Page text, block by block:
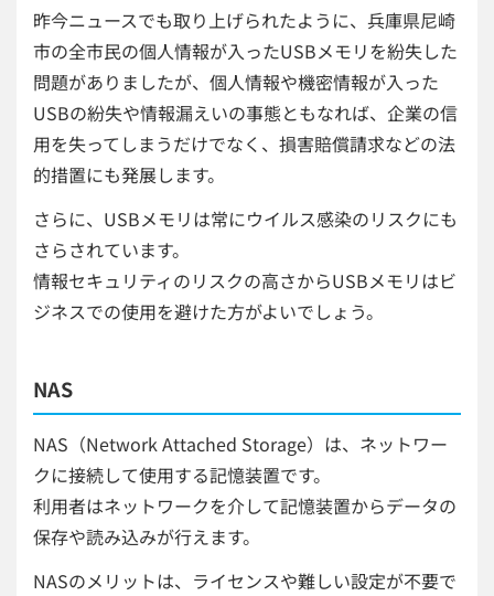
昨今ニュースでも取り上げられたように、兵庫県尼崎
市の全市民の個人情報が入ったUSBメモリを紛失した
問題がありましたが、個人情報や機密情報が入った
USBの紛失や情報漏えいの事態ともなれば、企業の信
用を失ってしまうだけでなく、損害賠償請求などの法
的措置にも発展します。
さらに、USBメモリは常にウイルス感染のリスクにも
さらされています。
情報セキュリティのリスクの高さからUSBメモリはビ
ジネスでの使用を避けた方がよいでしょう。
NAS
NAS（Network Attached Storage）は、ネットワー
クに接続して使用する記憶装置です。
利用者はネットワークを介して記憶装置からデータの
保存や読み込みが行えます。
NASのメリットは、ライセンスや難しい設定が不要で